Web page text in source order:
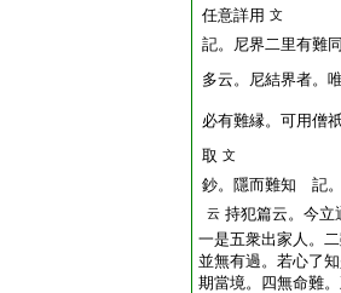
任意詳用 文
記。尼界二里有難
多云。尼結界者。
必有難縁。可用僧
取 文
鈔。隱而難知 記
云 持犯篇云。今立
一是五衆出家人。
並無有過。若心了
期當境。四無命難